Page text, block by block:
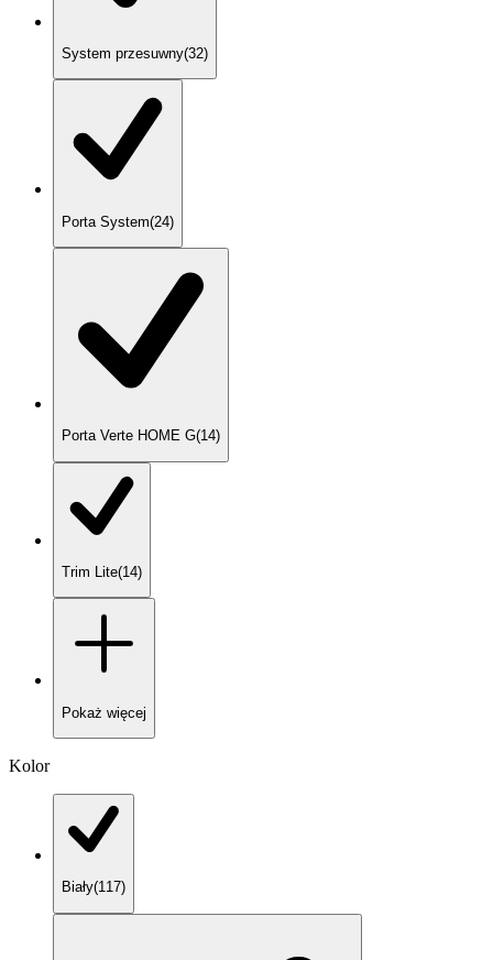
System przesuwny(32)
Porta System(24)
Porta Verte HOME G(14)
Trim Lite(14)
Pokaż więcej
Kolor
Biały(117)